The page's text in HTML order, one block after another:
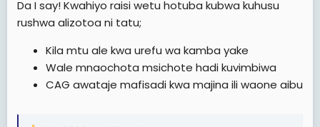
Da I say! Kwahiyo raisi wetu hotuba kubwa kuhusu
rushwa alizotoa ni tatu;
Kila mtu ale kwa urefu wa kamba yake
Wale mnaochota msichote hadi kuvimbiwa
CAG awataje mafisadi kwa majina ili waone aibu